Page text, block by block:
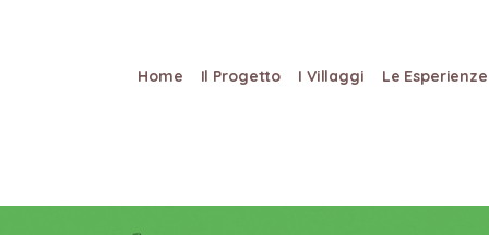
Home Il Progetto I Villaggi Le Esperienze